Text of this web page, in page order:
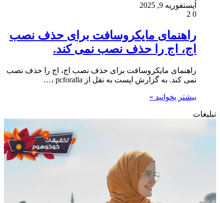
اَپستفوریه 9, 2025
0
راهنمای مایکروسافت برای حذف نصب
اج، اج را حذف نصب نمی کند.
راهنمای مایکروسافت برای حذف نصب اج، اج را حذف نصب
نمی کند. به گزارش اپست به نقل از pcforalla ،…
بیشتر بخوانید »
تبلیغات